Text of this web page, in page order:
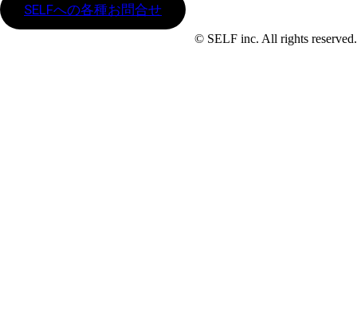
SELFへの各種お問合せ
© SELF inc. All rights reserved.